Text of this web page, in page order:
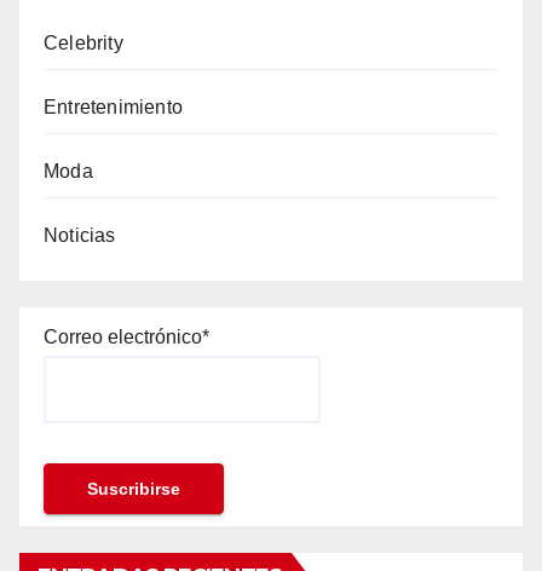
Celebrity
Entretenimiento
Moda
Noticias
Correo electrónico*